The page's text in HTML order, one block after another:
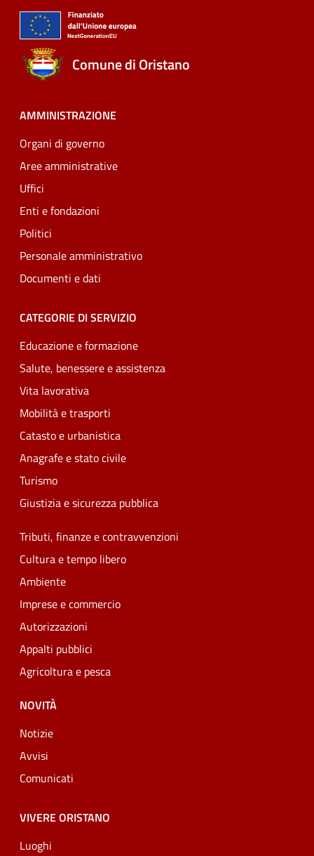
Comune di Oristano
AMMINISTRAZIONE
Organi di governo
Aree amministrative
Uffici
Enti e fondazioni
Politici
Personale amministrativo
Documenti e dati
CATEGORIE DI SERVIZIO
Educazione e formazione
Salute, benessere e assistenza
Vita lavorativa
Mobilità e trasporti
Catasto e urbanistica
Anagrafe e stato civile
Turismo
Giustizia e sicurezza pubblica
Tributi, finanze e contravvenzioni
Cultura e tempo libero
Ambiente
Imprese e commercio
Autorizzazioni
Appalti pubblici
Agricoltura e pesca
NOVITÀ
Notizie
Avvisi
Comunicati
VIVERE ORISTANO
Luoghi